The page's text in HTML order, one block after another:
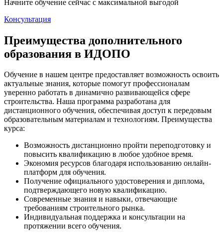
Начните обучение сейчас с максимальной выгодой
Консультация
Преимущества дополнительного
образования в ИДОПО
Обучение в нашем центре предоставляет возможность освоить
актуальные знания, которые помогут профессионалам
уверенно работать в динамично развивающейся сфере
строительства. Наша программа разработана для
дистанционного обучения, обеспечивая доступ к передовым
образовательным материалам и технологиям. Преимущества
курса:
Возможность дистанционно пройти переподготовку и
повысить квалификацию в любое удобное время.
Экономия ресурсов благодаря использованию онлайн-
платформ для обучения.
Получение официального удостоверения и диплома,
подтверждающего новую квалификацию.
Современные знания и навыки, отвечающие
требованиям строительного рынка.
Индивидуальная поддержка и консультации на
протяжении всего обучения.